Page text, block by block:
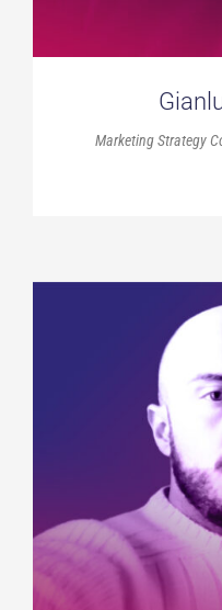
Marketing Strategy